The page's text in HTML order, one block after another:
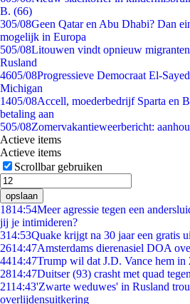
B. (66)
305/08Geen Qatar en Abu Dhabi? Dan
mogelijk in Europa
505/08Litouwen vindt opnieuw
Rusland
4605/08Progressieve Democraat El-
Michigan
1405/08Accell, moederbedrijf Sparta en
betaling aan
505/08Zomervakantieweerbericht:
Actieve items
Actieve items
Scrollbar gebruiken
opslaan
1814:54Meer agressie tegen een
jij je intimideren?
314:53Quake krijgt na 30 jaar een gratis
2614:47Amsterdams dierenasiel DOA
4414:47Trump wil dat J.D. Vance hem in
2814:47Duitser (93) crasht met quad
2114:43'Zwarte weduwes' in Rusland
overlijdensuitkering